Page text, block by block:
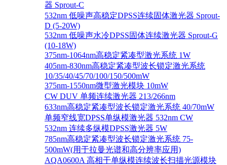
器 Sprout-C
532nm 低噪声高稳定DPSS连续固体激光器 Sprout-
D (5-20W)
532nm 低噪声水冷DPSS固体连续激光器 Sprout-G
(10-18W)
375nm-1064nm高稳定紧凑型激光系统 1W
405nm-830nm高稳定紧凑型波长锁定激光系统
10/35/40/45/70/100/150/500mW
375nm-1550nm微型激光模块 10mW
CW DUV 单频连续激光器 213/266nm
633nm高稳定紧凑型波长锁定激光系统 40/70mW
单频窄线宽DPSS单纵模激光器 532nm CW
532nm 连续多纵模DPSS激光器 5W
785nm高稳定紧凑型波长锁定激光系统 75-
500mW(用于拉曼光谱和高分辨率应用)
AQA0600A 高相干单纵模连续波长扫描光源模块